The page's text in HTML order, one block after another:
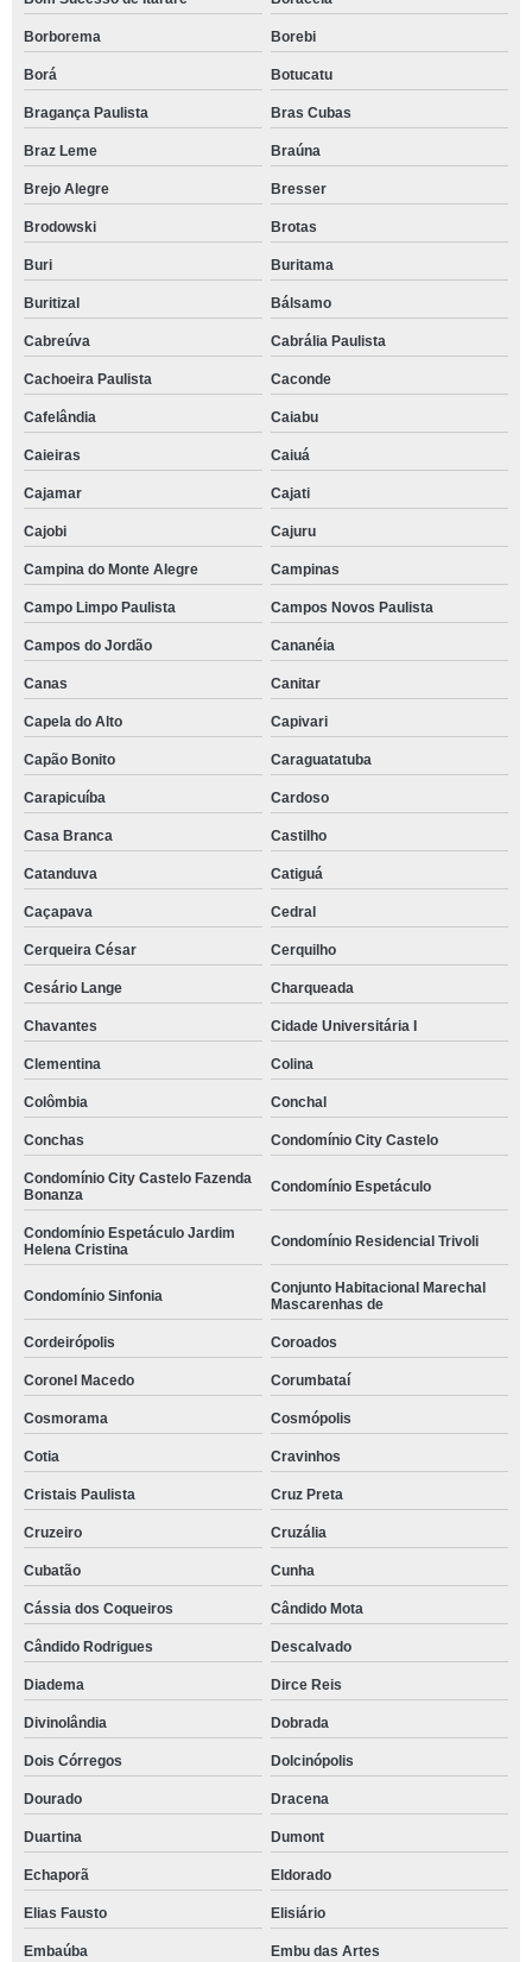
Borborema Borebi
Borá Botucatu
Bragança Paulista Bras Cubas
Braz Leme Braúna
Brejo Alegre Bresser
Brodowski Brotas
Buri Buritama
Buritizal Bálsamo
Cabreúva Cabrália Paulista
Cachoeira Paulista Caconde
Cafelândia Caiabu
Caieiras Caiuá
Cajamar Cajati
Cajobi Cajuru
Campina do Monte Alegre Campinas
Campo Limpo Paulista Campos Novos Paulista
Campos do Jordão Cananéia
Canas Canitar
Capela do Alto Capivari
Capão Bonito Caraguatatuba
Carapicuíba Cardoso
Casa Branca Castilho
Catanduva Catiguá
Caçapava Cedral
Cerqueira César Cerquilho
Cesário Lange Charqueada
Chavantes Cidade Universitária I
Clementina Colina
Colômbia Conchal
Conchas Condomínio City Castelo
Condomínio City Castelo Fazenda
Bonanza
Condomínio Espetáculo
Condomínio Espetáculo Jardim
Helena Cristina
Condomínio Residencial Trivoli
Condomínio Sinfonia
Conjunto Habitacional Marechal
Mascarenhas de
Cordeirópolis Coroados
Coronel Macedo Corumbataí
Cosmorama Cosmópolis
Cotia Cravinhos
Cristais Paulista Cruz Preta
Cruzeiro Cruzália
Cubatão Cunha
Cássia dos Coqueiros Cândido Mota
Cândido Rodrigues Descalvado
Diadema Dirce Reis
Divinolândia Dobrada
Dois Córregos Dolcinópolis
Dourado Dracena
Duartina Dumont
Echaporã Eldorado
Elias Fausto Elisiário
Embaúba Embu das Artes